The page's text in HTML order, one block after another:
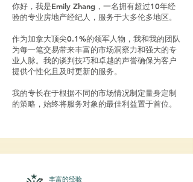
你好，我是Emily Zhang，一名拥有超过10年经
验的专业房地产经纪人，服务于大多伦多地区。
作为加拿大顶尖0.1%的领军人物，我和我的团队
为每一笔交易带来丰富的市场洞察力和强大的专
业人脉。我的谈判技巧和卓越的声誉确保为客户
提供个性化且及时更新的服务。
我的专长在于根据不同的市场情况制定量身定制
的策略，始终将服务对象的最佳利益置于首位。
丰富的经验